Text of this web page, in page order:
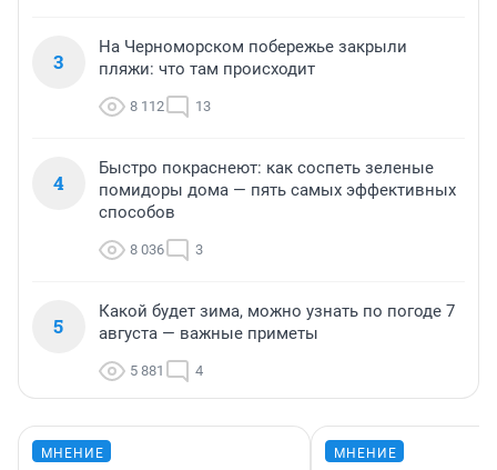
3
На Черноморском побережье закрыли
пляжи: что там происходит
8 112 13
4
Быстро покраснеют: как соспеть зеленые
помидоры дома — пять самых эффективных
способов
8 036 3
5
Какой будет зима, можно узнать по погоде 7
августа — важные приметы
5 881 4
МНЕНИЕ МНЕНИЕ